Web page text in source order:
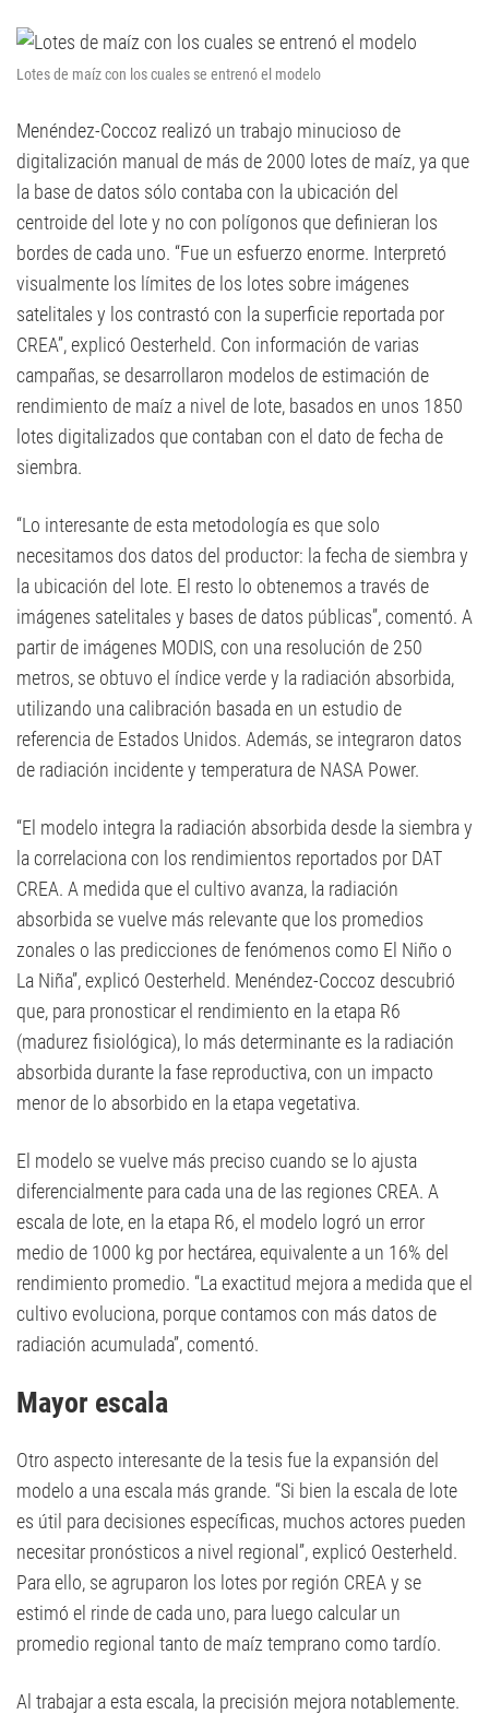
Lotes de maíz con los cuales se entrenó el modelo
Menéndez-Coccoz realizó un trabajo minucioso de
digitalización manual de más de 2000 lotes de maíz, ya que
la base de datos sólo contaba con la ubicación del
centroide del lote y no con polígonos que definieran los
bordes de cada uno. “Fue un esfuerzo enorme. Interpretó
visualmente los límites de los lotes sobre imágenes
satelitales y los contrastó con la superficie reportada por
CREA”, explicó Oesterheld. Con información de varias
campañas, se desarrollaron modelos de estimación de
rendimiento de maíz a nivel de lote, basados en unos 1850
lotes digitalizados que contaban con el dato de fecha de
siembra.
“Lo interesante de esta metodología es que solo
necesitamos dos datos del productor: la fecha de siembra y
la ubicación del lote. El resto lo obtenemos a través de
imágenes satelitales y bases de datos públicas”, comentó. A
partir de imágenes MODIS, con una resolución de 250
metros, se obtuvo el índice verde y la radiación absorbida,
utilizando una calibración basada en un estudio de
referencia de Estados Unidos. Además, se integraron datos
de radiación incidente y temperatura de NASA Power.
“El modelo integra la radiación absorbida desde la siembra y
la correlaciona con los rendimientos reportados por DAT
CREA. A medida que el cultivo avanza, la radiación
absorbida se vuelve más relevante que los promedios
zonales o las predicciones de fenómenos como El Niño o
La Niña”, explicó Oesterheld. Menéndez-Coccoz descubrió
que, para pronosticar el rendimiento en la etapa R6
(madurez fisiológica), lo más determinante es la radiación
absorbida durante la fase reproductiva, con un impacto
menor de lo absorbido en la etapa vegetativa.
El modelo se vuelve más preciso cuando se lo ajusta
diferencialmente para cada una de las regiones CREA. A
escala de lote, en la etapa R6, el modelo logró un error
medio de 1000 kg por hectárea, equivalente a un 16% del
rendimiento promedio. “La exactitud mejora a medida que el
cultivo evoluciona, porque contamos con más datos de
radiación acumulada”, comentó.
Mayor escala
Otro aspecto interesante de la tesis fue la expansión del
modelo a una escala más grande. “Si bien la escala de lote
es útil para decisiones específicas, muchos actores pueden
necesitar pronósticos a nivel regional”, explicó Oesterheld.
Para ello, se agruparon los lotes por región CREA y se
estimó el rinde de cada uno, para luego calcular un
promedio regional tanto de maíz temprano como tardío.
Al trabajar a esta escala, la precisión mejora notablemente.